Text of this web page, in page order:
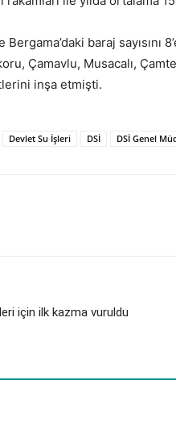
baraj sayısını
Çamavlu, Musacalı,
inşa etmişti.
Devlet Su İşleri DSİ DSİ Genel
için ilk kazma vuruldu